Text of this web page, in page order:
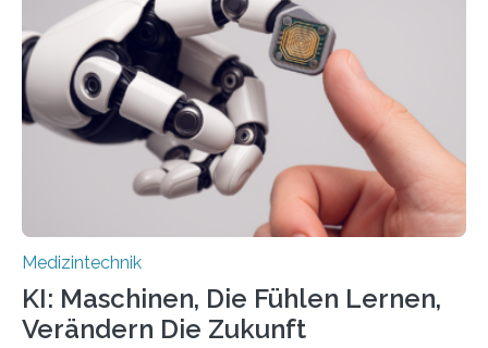
HSHL verantwortet die wissenschaftliche Begleitung
sowie die KI-gestützte Datenauswertung. Das Ziel ist
die Entwicklung eines berührungslosen
Assistenzsystems, das den Zustand der Person
kontinuierlich erfasst, pflegende Personen unterstützt
und in Notfällen selbstständig Alarm schlägt. „Die Idee
Medizintechnik
KI: Maschinen, Die Fühlen Lernen,
Verändern Die Zukunft